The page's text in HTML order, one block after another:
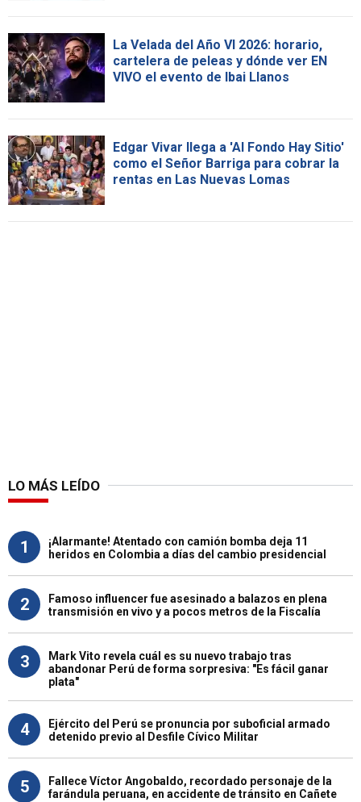
La Velada del Año VI 2026: horario,
cartelera de peleas y dónde ver EN
VIVO el evento de Ibai Llanos
Edgar Vivar llega a 'Al Fondo Hay Sitio'
como el Señor Barriga para cobrar la
rentas en Las Nuevas Lomas
LO MÁS LEÍDO
1
¡Alarmante! Atentado con camión bomba deja 11
heridos en Colombia a días del cambio presidencial
2
Famoso influencer fue asesinado a balazos en plena
transmisión en vivo y a pocos metros de la Fiscalía
3
Mark Vito revela cuál es su nuevo trabajo tras
abandonar Perú de forma sorpresiva: "Es fácil ganar
plata"
4
Ejército del Perú se pronuncia por suboficial armado
detenido previo al Desfile Cívico Militar
5
Fallece Víctor Angobaldo, recordado personaje de la
farándula peruana, en accidente de tránsito en Cañete